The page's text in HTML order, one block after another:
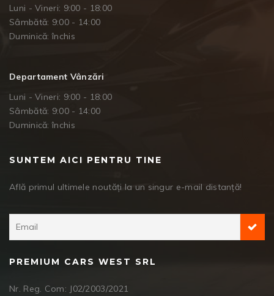
Luni - Vineri: 9:00 - 18:00
Sâmbătă: 9:00 - 14:00
Duminică: închis
Departament Vânzări
Luni - Vineri: 9:00 - 18:00
Sâmbătă: 9:00 - 14:00
Duminică: închis
SUNTEM AICI PENTRU TINE
Află primul ultimele noutăți la un singur e-mail distanță!
PREMIUM CARS WEST SRL
Nr. Reg. Com: J02/2003/2021